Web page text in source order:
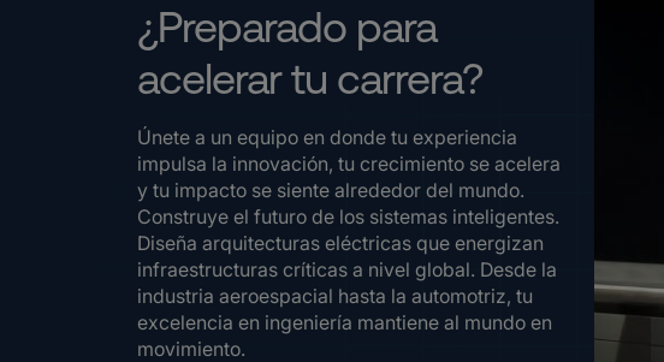
¿Preparado para
acelerar tu carrera?
Únete a un equipo en donde tu experiencia
impulsa la innovación, tu crecimiento se acelera
y tu impacto se siente alrededor del mundo.
Construye el futuro de los sistemas inteligentes.
Diseña arquitecturas eléctricas que energizan
infraestructuras críticas a nivel global. Desde la
industria aeroespacial hasta la automotriz, tu
excelencia en ingeniería mantiene al mundo en
movimiento.